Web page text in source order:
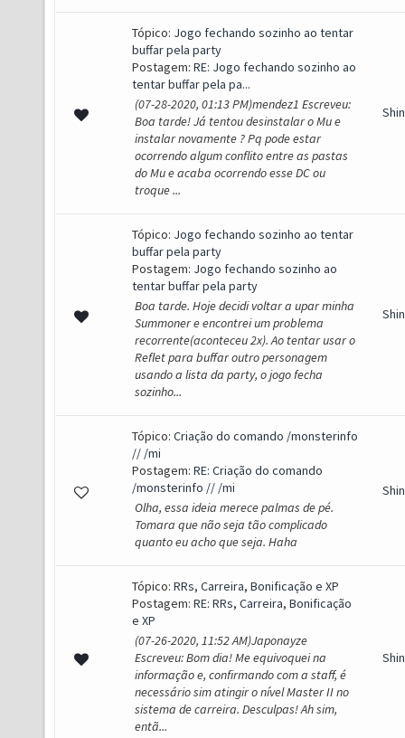
Tópico: Jogo fechando sozinho ao tentar
buffar pela party
Postagem: RE: Jogo fechando sozinho ao
tentar buffar pela pa...
(07-28-2020, 01:13 PM)mendez1 Escreveu:
Boa tarde! Já tentou desinstalar o Mu e
instalar novamente ? Pq pode estar
ocorrendo algum conflito entre as pastas
do Mu e acaba ocorrendo esse DC ou
troque ...
Tópico: Jogo fechando sozinho ao tentar
buffar pela party
Postagem: Jogo fechando sozinho ao
tentar buffar pela party
Boa tarde. Hoje decidi voltar a upar minha
Summoner e encontrei um problema
recorrente(aconteceu 2x). Ao tentar usar o
Reflet para buffar outro personagem
usando a lista da party, o jogo fecha
sozinho...
Tópico: Criação do comando /monsterinfo
// /mi
Postagem: RE: Criação do comando
/monsterinfo // /mi
Olha, essa ideia merece palmas de pé.
Tomara que não seja tão complicado
quanto eu acho que seja. Haha
Tópico: RRs, Carreira, Bonificação e XP
Postagem: RE: RRs, Carreira, Bonificação
e XP
(07-26-2020, 11:52 AM)Japonayze
Escreveu: Bom dia! Me equivoquei na
informação e, confirmando com a staff, é
necessário sim atingir o nível Master II no
sistema de carreira. Desculpas! Ah sim,
entã...